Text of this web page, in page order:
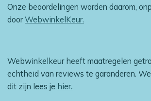
Onze beoordelingen worden daarom,
doorWebwinkelKeur.
Webwinkelkeur heeft maatregelen
echtheid van reviews te garanderen.
dit zijn lees je hier.